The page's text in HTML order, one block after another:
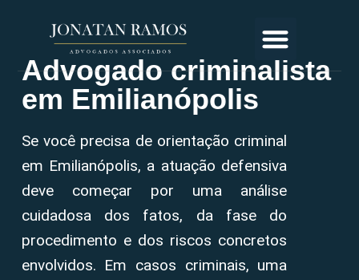
Advogado criminalista
em Emilianópolis
Se você precisa de orientação criminal
em Emilianópolis, a atuação defensiva
deve começar por uma análise
cuidadosa dos fatos, da fase do
procedimento e dos riscos concretos
envolvidos. Em casos criminais, uma